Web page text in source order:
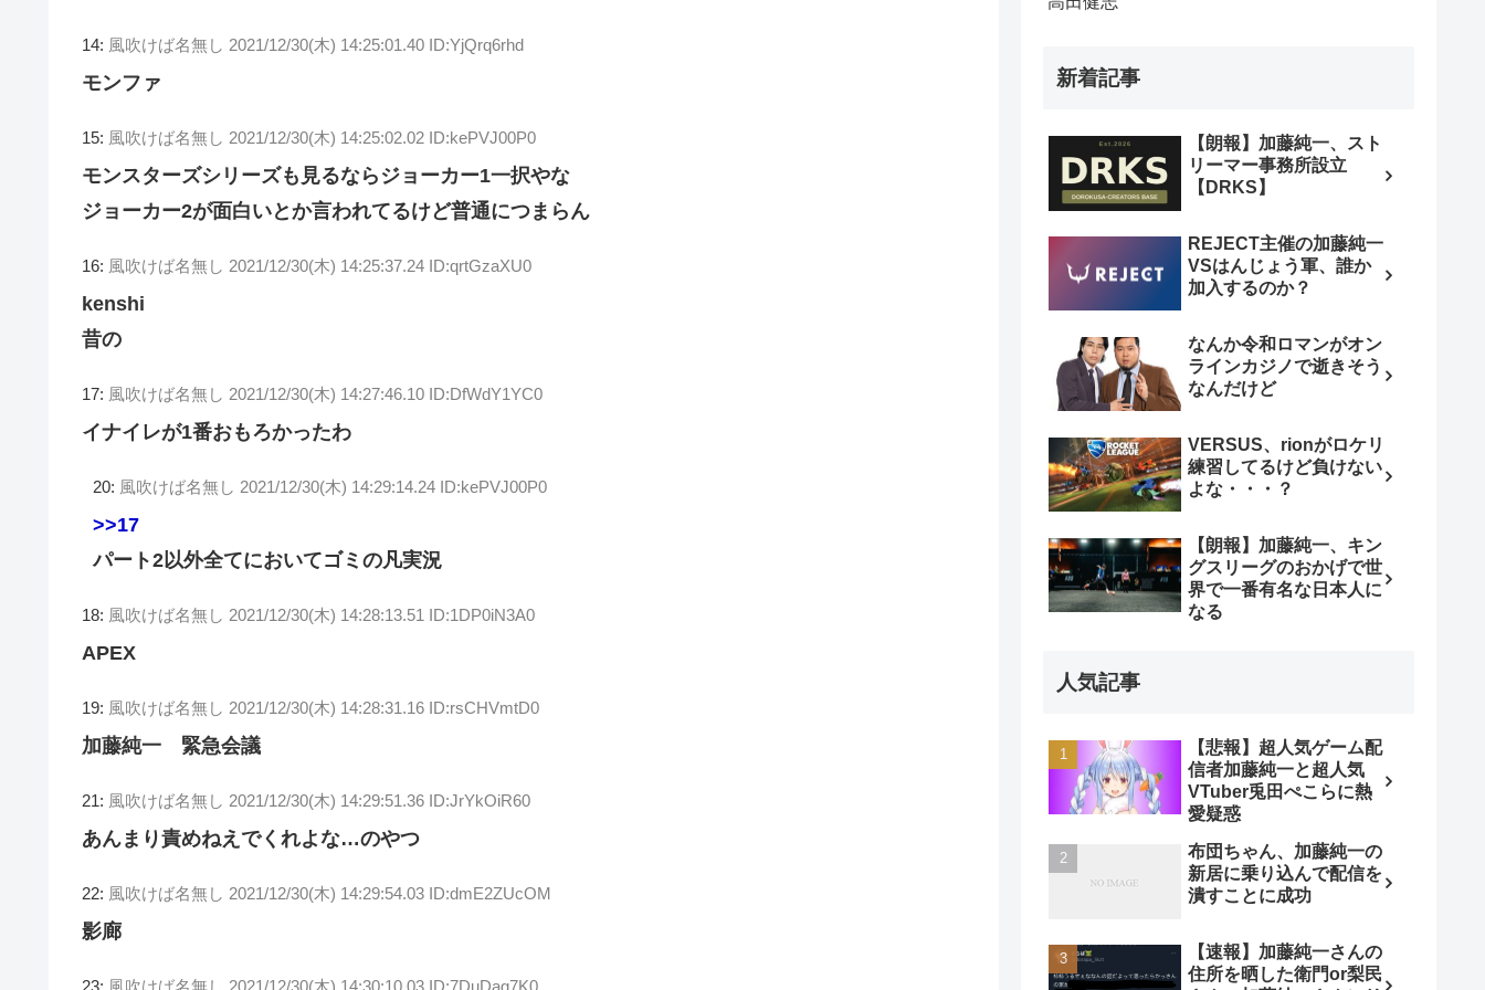
14: 風吹けば名無し 2021/12/30(木) 14:25:01.40 ID:YjQrq6rhd
モンファ
15: 風吹けば名無し 2021/12/30(木) 14:25:02.02 ID:kePVJ00P0
モンスターズシリーズも見るならジョーカー1一択やな
ジョーカー2が面白いとか言われてるけど普通につまらん
16: 風吹けば名無し 2021/12/30(木) 14:25:37.24 ID:qrtGzaXU0
kenshi
昔の
17: 風吹けば名無し 2021/12/30(木) 14:27:46.10 ID:DfWdY1YC0
イナイレが1番おもろかったわ
20: 風吹けば名無し 2021/12/30(木) 14:29:14.24 ID:kePVJ00P0
>>17
パート2以外全てにおいてゴミの凡実況
18: 風吹けば名無し 2021/12/30(木) 14:28:13.51 ID:1DP0iN3A0
APEX
19: 風吹けば名無し 2021/12/30(木) 14:28:31.16 ID:rsCHVmtD0
加藤純一 緊急会議
21: 風吹けば名無し 2021/12/30(木) 14:29:51.36 ID:JrYkOiR60
あんまり責めねえでくれよな…のやつ
22: 風吹けば名無し 2021/12/30(木) 14:29:54.03 ID:dmE2ZUcOM
影廊
23: 風吹けば名無し 2021/12/30(木) 14:30:10.03 ID:7DuDag7K0
新着記事
【朗報】加藤純一、スト
リーマー事務所設立
【DRKS】
REJECT主催の加藤純一
VSはんじょう軍、誰か
加入するのか？
なんか令和ロマンがオン
ラインカジノで逝きそう
なんだけど
VERSUS、rionがロケリ
練習してるけど負けない
よな・・・？
【朗報】加藤純一、キン
グスリーグのおかげで世
界で一番有名な日本人に
なる
人気記事
【悲報】超人気ゲーム配
信者加藤純一と超人気
VTuber兎田ぺこらに熱
愛疑惑
布団ちゃん、加藤純一の
新居に乗り込んで配信を
潰すことに成功
【速報】加藤純一さんの
住所を晒した衛門or梨民